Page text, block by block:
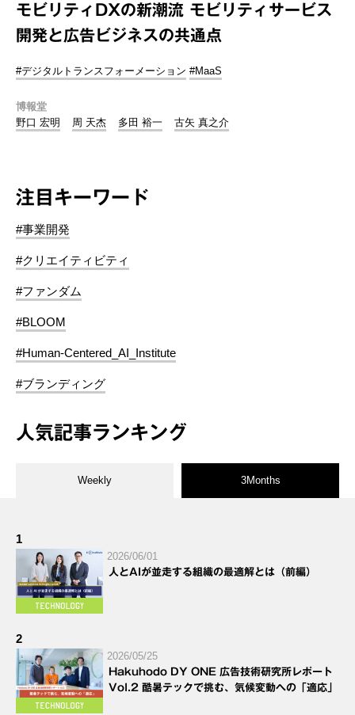
モビリティDXの新潮流 モビリティサービス
開発と広告ビジネスの共通点
#デジタルトランスフォーメーション #MaaS
博報堂
野口 宏明
周 天杰 多田 裕一 古矢 真之介
注目キーワード
#事業開発
#クリエイティビティ
#ファンダム
#BLOOM
#Human-Centered_AI_Institute
#ブランディング
人気記事ランキング
Weekly 3Months
1
2026/06/01
人とAIが並走する組織の最適解とは（前編）
2
2026/05/25
Hakuhodo DY ONE 広告技術研究所レポート
Vol.2 酷暑テックで挑む、気候変動への「適応」